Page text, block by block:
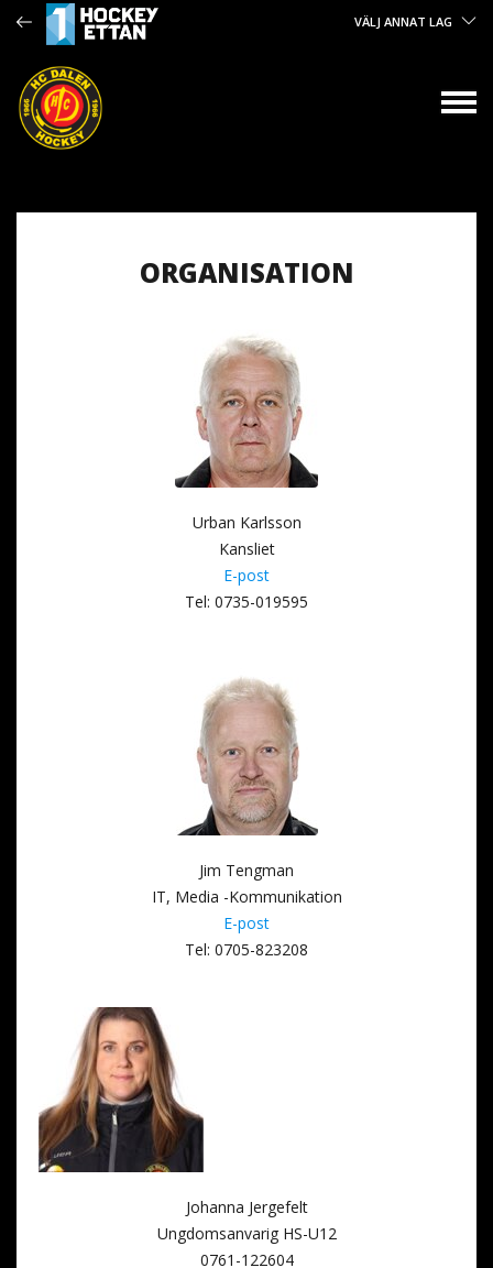
VÄLJ ANNAT LAG
ORGANISATION
Urban Karlsson
Kansliet
E-post
Tel: 0735-019595
Jim Tengman
IT, Media -Kommunikation
E-post
Tel: 0705-823208
Johanna Jergefelt
Ungdomsanvarig HS-U12
0761-122604